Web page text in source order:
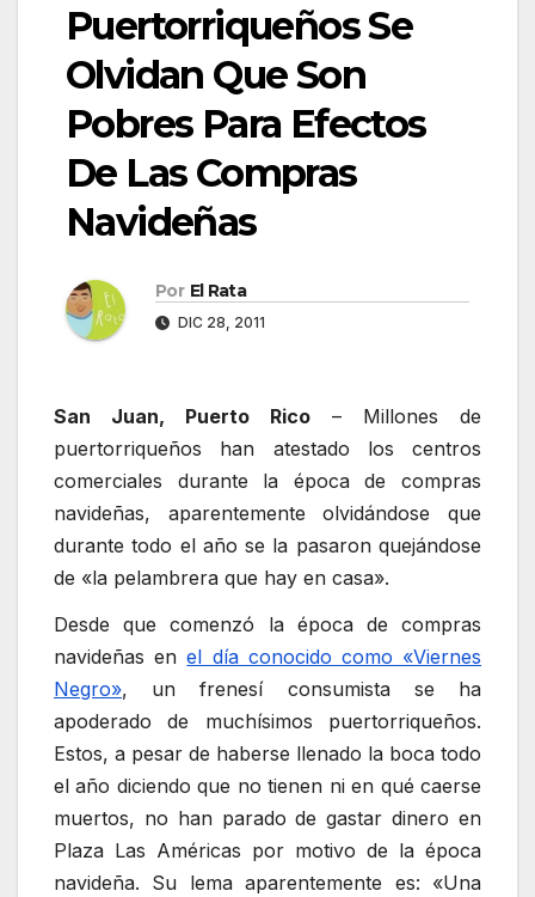
Puertorriqueños Se
Olvidan Que Son
Pobres Para Efectos
De Las Compras
Navideñas
Por El Rata
DIC 28, 2011
San Juan, Puerto Rico – Millones de
puertorriqueños han atestado los centros
comerciales durante la época de compras
navideñas, aparentemente olvidándose que
durante todo el año se la pasaron quejándose
de «la pelambrera que hay en casa».
Desde que comenzó la época de compras
navideñas enel día conocido como «Viernes
Negro», un frenesí consumista se ha
apoderado de muchísimos puertorriqueños.
Estos, a pesar de haberse llenado la boca todo
el año diciendo que no tienen ni en qué caerse
muertos, no han parado de gastar dinero en
Plaza Las Américas por motivo de la época
navideña. Su lema aparentemente es: «Una